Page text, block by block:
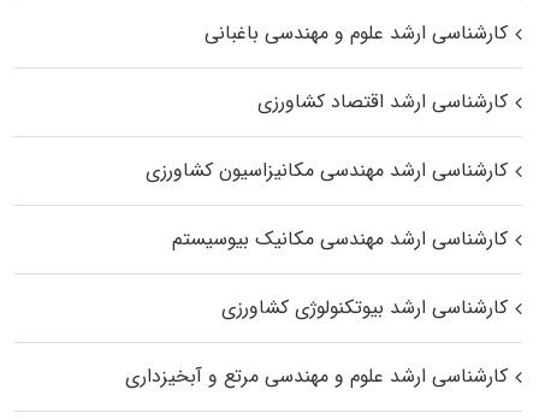
کارشناسی ارشد علوم و مهندسی باغبانی
کارشناسی ارشد اقتصاد کشاورزی
کارشناسی ارشد مهندسی مکانیزاسیون کشاورزی
کارشناسی ارشد مهندسی مکانیک بیوسیستم
کارشناسی ارشد بیوتکنولوژی کشاورزی
کارشناسی ارشد علوم و مهندسی مرتع و آبخیزداری